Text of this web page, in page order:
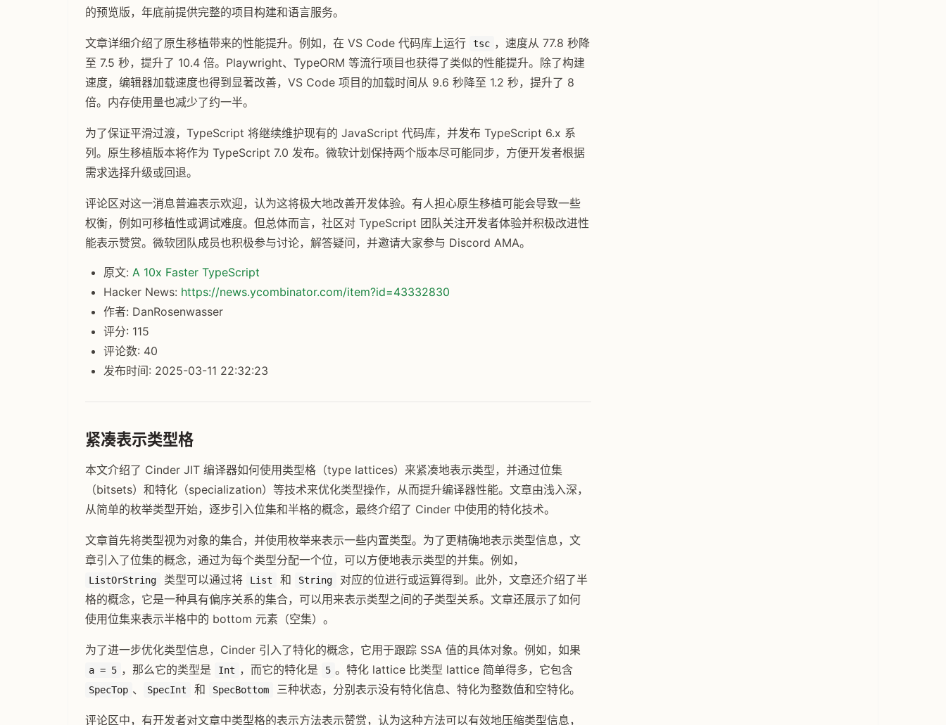
的预览版，年底前提供完整的项目构建和语言服务。
文章详细介绍了原生移植带来的性能提升。例如，在 VS Code 代码库上运行 tsc ，速度从 77.8 秒降
至 7.5 秒，提升了 10.4 倍。Playwright、TypeORM 等流行项目也获得了类似的性能提升。除了构建
速度，编辑器加载速度也得到显著改善，VS Code 项目的加载时间从 9.6 秒降至 1.2 秒，提升了 8
倍。内存使用量也减少了约一半。
为了保证平滑过渡，TypeScript 将继续维护现有的 JavaScript 代码库，并发布 TypeScript 6.x 系
列。原生移植版本将作为 TypeScript 7.0 发布。微软计划保持两个版本尽可能同步，方便开发者根据
需求选择升级或回退。
评论区对这一消息普遍表示欢迎，认为这将极大地改善开发体验。有人担心原生移植可能会导致一些
权衡，例如可移植性或调试难度。但总体而言，社区对 TypeScript 团队关注开发者体验并积极改进性
能表示赞赏。微软团队成员也积极参与讨论，解答疑问，并邀请大家参与 Discord AMA。
原文: A 10x Faster TypeScript
Hacker News: https://news.ycombinator.com/item?id=43332830
作者: DanRosenwasser
评分: 115
评论数: 40
发布时间: 2025-03-11 22:32:23
紧凑表示类型格
本文介绍了 Cinder JIT 编译器如何使用类型格（type lattices）来紧凑地表示类型，并通过位集
（bitsets）和特化（specialization）等技术来优化类型操作，从而提升编译器性能。文章由浅入深，
从简单的枚举类型开始，逐步引入位集和半格的概念，最终介绍了 Cinder 中使用的特化技术。
文章首先将类型视为对象的集合，并使用枚举来表示一些内置类型。为了更精确地表示类型信息，文
章引入了位集的概念，通过为每个类型分配一个位，可以方便地表示类型的并集。例如，
ListOrString 类型可以通过将 List 和 String
对应的位进行或运算得到。此外，文章还介绍了半
格的概念，它是一种具有偏序关系的集合，可以用来表示类型之间的子类型关系。文章还展示了如何
使用位集来表示半格中的 bottom 元素（空集）。
为了进一步优化类型信息，Cinder 引入了特化的概念，它用于跟踪 SSA 值的具体对象。例如，如果
a = 5 ，那么它的类型是 Int ，而它的特化是 5 。特化 lattice 比类型 lattice 简单得多，它包含
SpecTop 、 SpecInt 和 SpecBottom 三种状态，分别表示没有特化信息、特化为整数值和空特化。
评论区中，有开发者对文章中类型格的表示方法表示赞赏，认为这种方法可以有效地压缩类型信息，